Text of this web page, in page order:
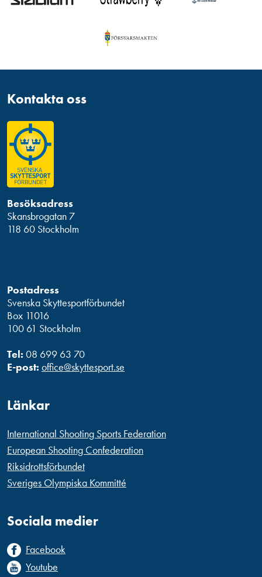
Kontakta oss
Besöksadress
Skansbrogatan 7
118 60 Stockholm
Postadress
Svenska Skyttesportförbundet
Box 11016
100 61 Stockholm
Tel: 08 699 63 70
E-post: office@skyttesport.se
Länkar
International Shooting Sports Federation
European Shooting Confederation
Riksidrottsförbundet
Sveriges Olympiska Kommitté
Sociala medier
Facebook
Youtube